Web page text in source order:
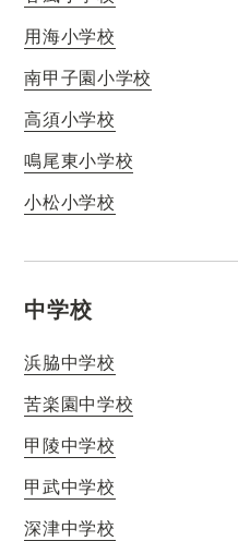
用海小学校
南甲子園小学校
高須小学校
鳴尾東小学校
小松小学校
中学校
浜脇中学校
苦楽園中学校
甲陵中学校
甲武中学校
深津中学校